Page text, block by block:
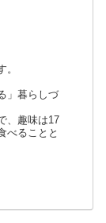
」暮らしづ
、趣味は17
べることと